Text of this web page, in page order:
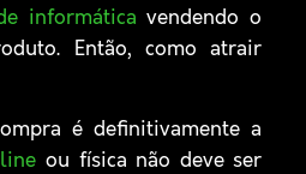
informática vendendo o
Então, como atrair
é definitivamente a
ou física não deve ser